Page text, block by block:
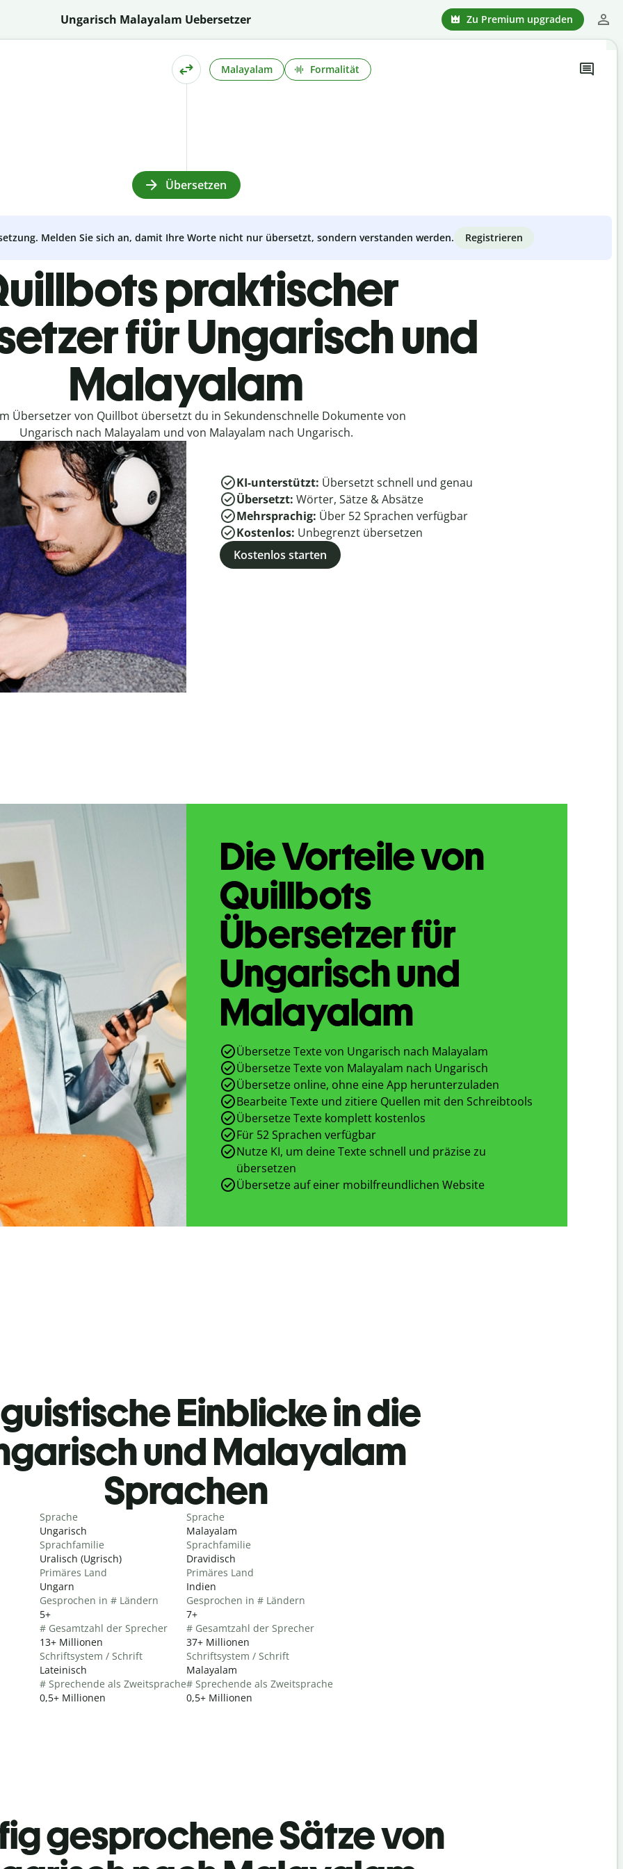
Ungarisch Malayalam Uebersetzer Zu Premium upgraden
Malayalam Formalität
Übersetzen
Melden Sie sich an, damit Ihre Worte nicht nur übersetzt, sondern verstanden werden. Registrieren
praktischer
für Ungarisch und
Malayalam
Übersetzer von Quillbot übersetzt du in Sekundenschnelle Dokumente von
Ungarisch nach Malayalam und von Malayalam nach Ungarisch.
KI-unterstützt: Übersetzt schnell und genau
Übersetzt: Wörter, Sätze & Absätze
Mehrsprachig: Über 52Sprachen verfügbar
Kostenlos: Unbegrenzt übersetzen
Kostenlos starten
Die Vorteile von
Quillbots
Übersetzer für
Ungarisch und
Malayalam
Übersetze Texte von Ungarisch nach Malayalam
Übersetze Texte von Malayalam nach Ungarisch
Übersetze online, ohne eine App herunterzuladen
Bearbeite Texte und zitiere Quellen mit den Schreibtools
Übersetze Texte komplett kostenlos
Für 52 Sprachen verfügbar
Nutze KI, um deine Texte schnell und präzise zu
übersetzen
Übersetze auf einer mobilfreundlichen Website
Einblicke in die
und Malayalam
Sprachen
Sprache
Ungarisch
Sprachfamilie
Uralisch (Ugrisch)
Primäres Land
Ungarn
Gesprochen in # Ländern
5+
# Gesamtzahl der Sprecher
13+ Millionen
Schriftsystem / Schrift
Lateinisch
# Sprechende als Zweitsprache
0,5+ Millionen
Sprache
Malayalam
Sprachfamilie
Dravidisch
Primäres Land
Indien
Gesprochen in # Ländern
7+
# Gesamtzahl der Sprecher
37+ Millionen
Schriftsystem / Schrift
Malayalam
# Sprechende als Zweitsprache
0,5+ Millionen
gesprochene Sätze von